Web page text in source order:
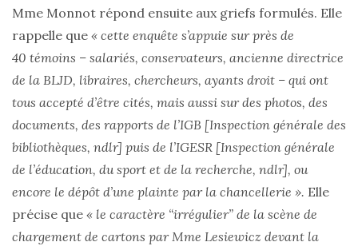
Mme Monnot répond ensuite aux griefs formulés. Elle
rappelle que « cette enquête s’appuie sur près de
40 témoins – salariés, conservateurs, ancienne directrice
de la BLJD, libraires, chercheurs, ayants droit – qui ont
tous accepté d’être cités, mais aussi sur des photos, des
documents, des rapports de l’IGB [Inspection générale des
bibliothèques, ndlr] puis de l’IGESR [Inspection générale
de l’éducation, du sport et de la recherche, ndlr], ou
encore le dépôt d’une plainte par la chancellerie ». Elle
précise que « le caractère “irrégulier” de la scène de
chargement de cartons par Mme Lesiewicz devant la